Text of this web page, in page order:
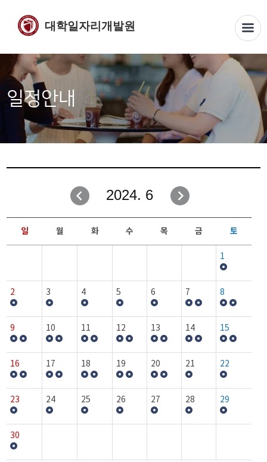
대학일자리개발원
일정안내
2024. 6
일 월 화 수 목 금 토
1
2 3 4 5 6 7 8
9 10 11 12 13 14 15
16 17 18 19 20 21 22
23 24 25 26 27 28 29
30